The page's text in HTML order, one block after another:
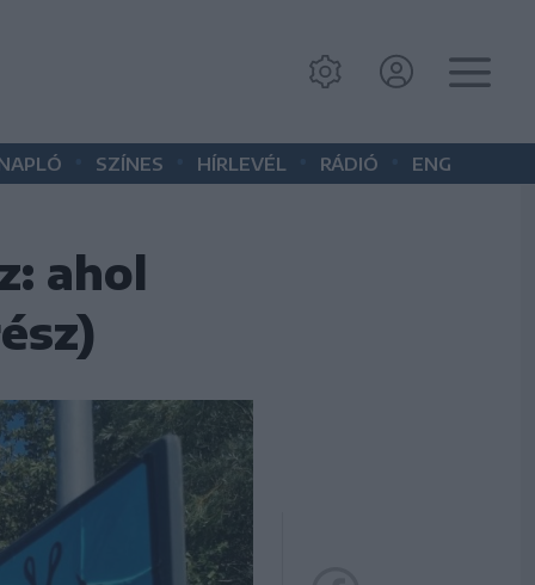
SZÍNES HÍRLEVÉL RÁDIÓ ENG
ahol